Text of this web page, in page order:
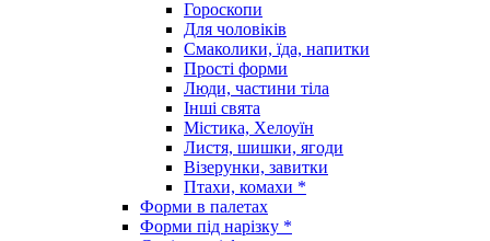
Гороскопи
Для чоловіків
Смаколики, їда, напитки
Прості форми
Люди, частини тіла
Інші свята
Містика, Хелоуїн
Листя, шишки, ягоди
Візерунки, завитки
Птахи, комахи *
Форми в палетах
Форми під нарізку *